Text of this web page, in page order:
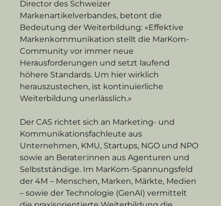
Director des Schweizer
Markenartikelverbandes, betont die
Bedeutung der Weiterbildung: «Effektive
Markenkommunikation stellt die MarKom-
Community vor immer neue
Herausforderungen und setzt laufend
höhere Standards. Um hier wirklich
herauszustechen, ist kontinuierliche
Weiterbildung unerlässlich.»
Der CAS richtet sich an Marketing- und
Kommunikationsfachleute aus
Unternehmen, KMU, Startups, NGO und NPO
sowie an Berater:innen aus Agenturen und
Selbstständige. Im MarKom-Spannungsfeld
der 4M – Menschen, Marken, Märkte, Medien
– sowie der Technologie (GenAI) vermittelt